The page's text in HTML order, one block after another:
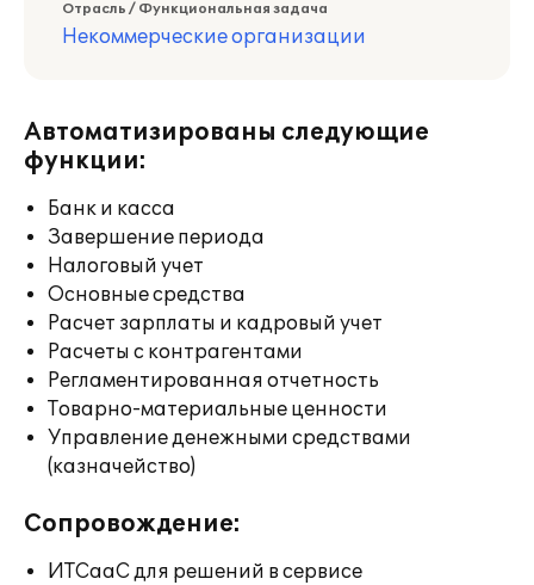
Отрасль / Функциональная задача
Некоммерческие организации
Автоматизированы следующие
функции:
Банк и касса
Завершение периода
Налоговый учет
Основные средства
Расчет зарплаты и кадровый учет
Расчеты с контрагентами
Регламентированная отчетность
Товарно-материальные ценности
Управление денежными средствами
(казначейство)
Сопровождение:
ИТСааС для решений в сервисе